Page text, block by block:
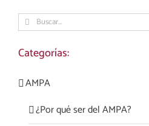
Buscar:
Categorías:
AMPA
¿Por qué ser del AMPA?